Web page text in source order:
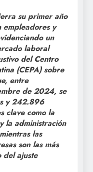
su primer año
empleadores y
un
laboral
del Centro
(CEPA) sobre
entre
de 2024, se
y 242.896
clave como la
la administración
las
son las más
del ajuste